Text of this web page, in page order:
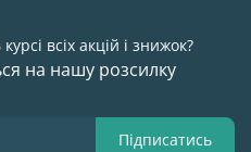
всіх акцій і знижок?
на нашу розсилку
Підписатись